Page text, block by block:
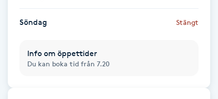
Gruppträning
Söndag Stängt
Info om öppettider
Du kan boka tid från 7.20